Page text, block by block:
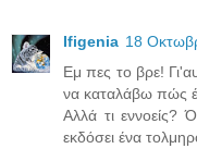
Ifigenia 18
Εμ πες το βρε!
να καταλάβω πώς
Αλλά τι εννοείς?
εκδόσει ένα